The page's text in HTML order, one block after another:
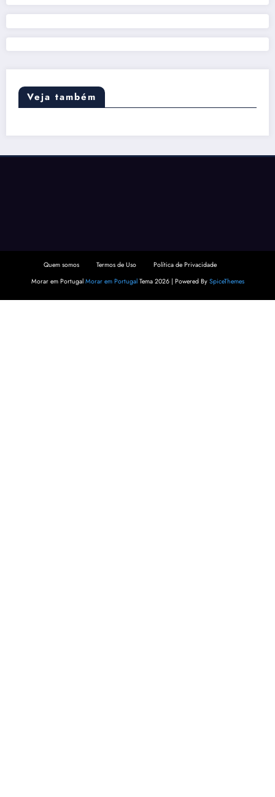
Veja também
Quem somos Termos de Uso
Política de Privacidade
Morar em Portugal Morar em PortugalTema 2026 | Powered By SpiceThemes